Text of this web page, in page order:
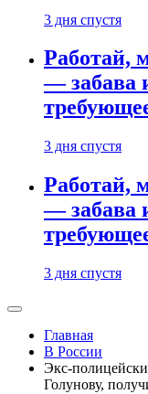
3 дня спустя
Работай,
— забава
3 дня спустя
Работай,
— забава
3 дня спустя
Главная
В России
Экс-
Голунову,